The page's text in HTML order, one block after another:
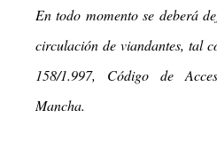
En todo momento se deberá
circulación de viandantes, tal
158/1.997, Código de
Mancha.